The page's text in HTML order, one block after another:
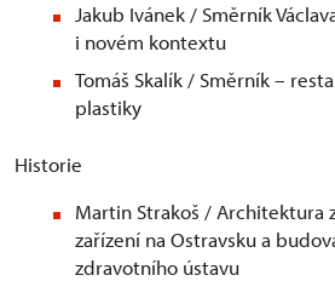
Jakub Ivánek / Směrník
i novém kontextu
Tomáš Skalík / Směrník –
plastiky
Historie
Martin Strakoš / Architektura
zařízení na Ostravsku a
zdravotního ústavu